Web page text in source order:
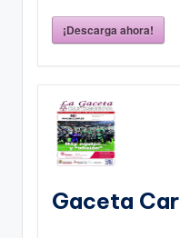
¡Descarga ahora!
Gaceta